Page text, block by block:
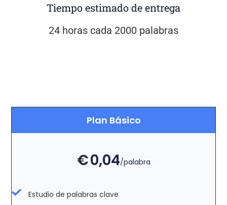
Tiempo estimado de entrega
24 horas cada 2000 palabras
Plan Básico
€0,04/palabra
Estudio de palabras clave